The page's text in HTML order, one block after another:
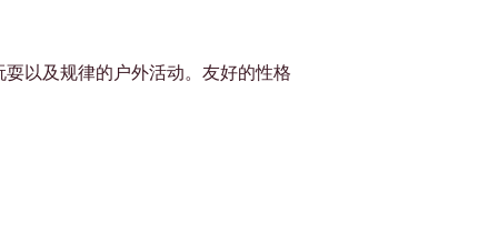
以及规律的户外活动。友好的性格